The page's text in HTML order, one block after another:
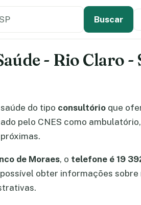
Buscar
- Rio Claro -
do tipo consultório que
pelo CNES como
de Moraes, o telefone é 19
obter informações